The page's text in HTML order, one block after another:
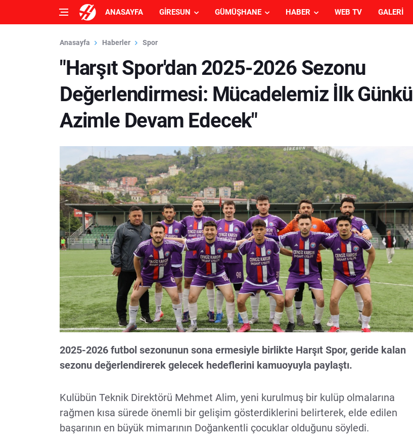
ANASAYFA GIRESUN GÜMÜŞHANE HABER WEB TV GALERI
Anasayfa Haberler Spor
"Harşıt Spor'dan 2025-2026 Sezonu
Değerlendirmesi: Mücadelemiz İlk Günkü
Azimle Devam Edecek"
2025-2026 futbol sezonunun sona ermesiyle birlikte Harşıt Spor, geride kalan
sezonu değerlendirerek gelecek hedeflerini kamuoyuyla paylaştı.
Kulübün Teknik Direktörü Mehmet Alim, yeni kurulmuş bir kulüp olmalarına
rağmen kısa sürede önemli bir gelişim gösterdiklerini belirterek, elde edilen
başarının en büyük mimarının Doğankentli çocuklar olduğunu söyledi.